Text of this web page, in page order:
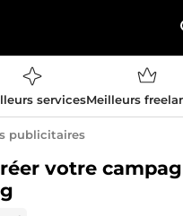
servicesMeilleurs
publicitaires
votre